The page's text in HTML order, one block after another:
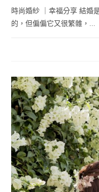
時尚婚紗 ｜幸福分享 結婚
的，但偏偏它又很繁雜，...